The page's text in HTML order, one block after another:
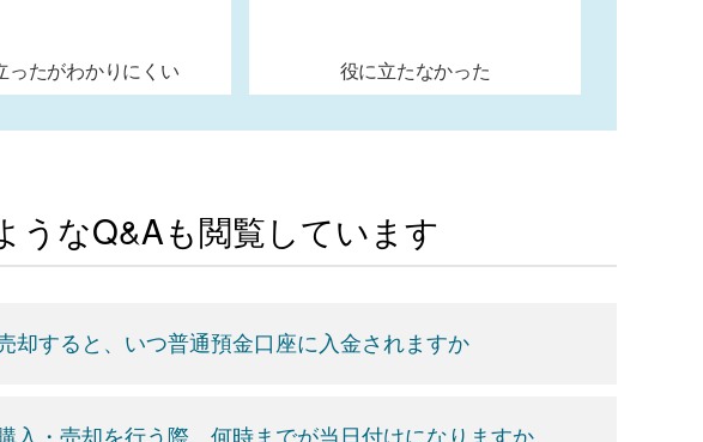
ったがわかりにくい 役に立たなかった
うなQ&Aも閲覧しています
却すると、いつ普通預金口座に入金されますか
入・売却を行う際、何時までが当日付けになりますか